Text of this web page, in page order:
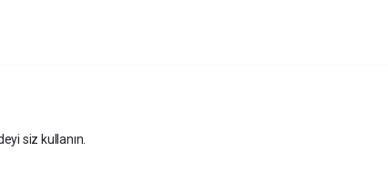
siz kullanın.